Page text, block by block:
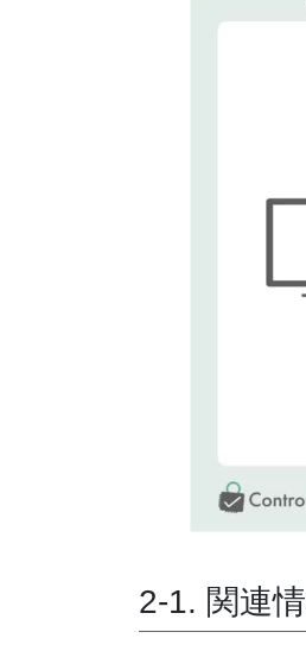
2-1. 関連